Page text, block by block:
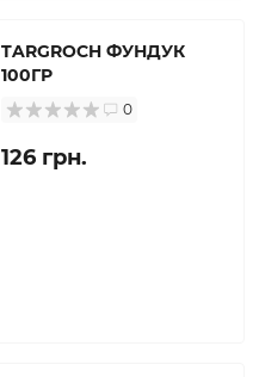
TARGROCH ФУНДУК
100ГР
0
126 грн.